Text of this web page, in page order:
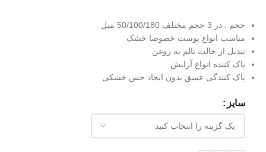
حجم : در 3 حجم مختلف 50/100/180 میل
مناسب انواع پوست خصوصا خشک
تبدیل از حالت بالم به روغن
پاک کننده انواع آرایش
پاک کنندگی عمیق بدون ایجاد حس خشکی
سایز